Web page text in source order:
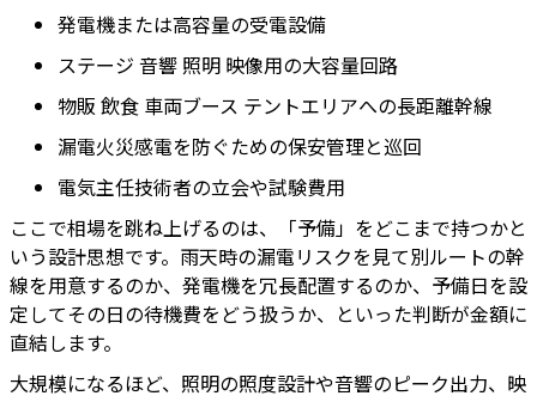
発電機または高容量の受電設備
ステージ 音響 照明 映像用の大容量回路
物販 飲食 車両ブース テントエリアへの長距離幹線
漏電火災感電を防ぐための保安管理と巡回
電気主任技術者の立会や試験費用
ここで相場を跳ね上げるのは、「予備」をどこまで持つかと
いう設計思想です。雨天時の漏電リスクを見て別ルートの幹
線を用意するのか、発電機を冗長配置するのか、予備日を設
定してその日の待機費をどう扱うか、といった判断が金額に
直結します。
大規模になるほど、照明の照度設計や音響のピーク出力、映